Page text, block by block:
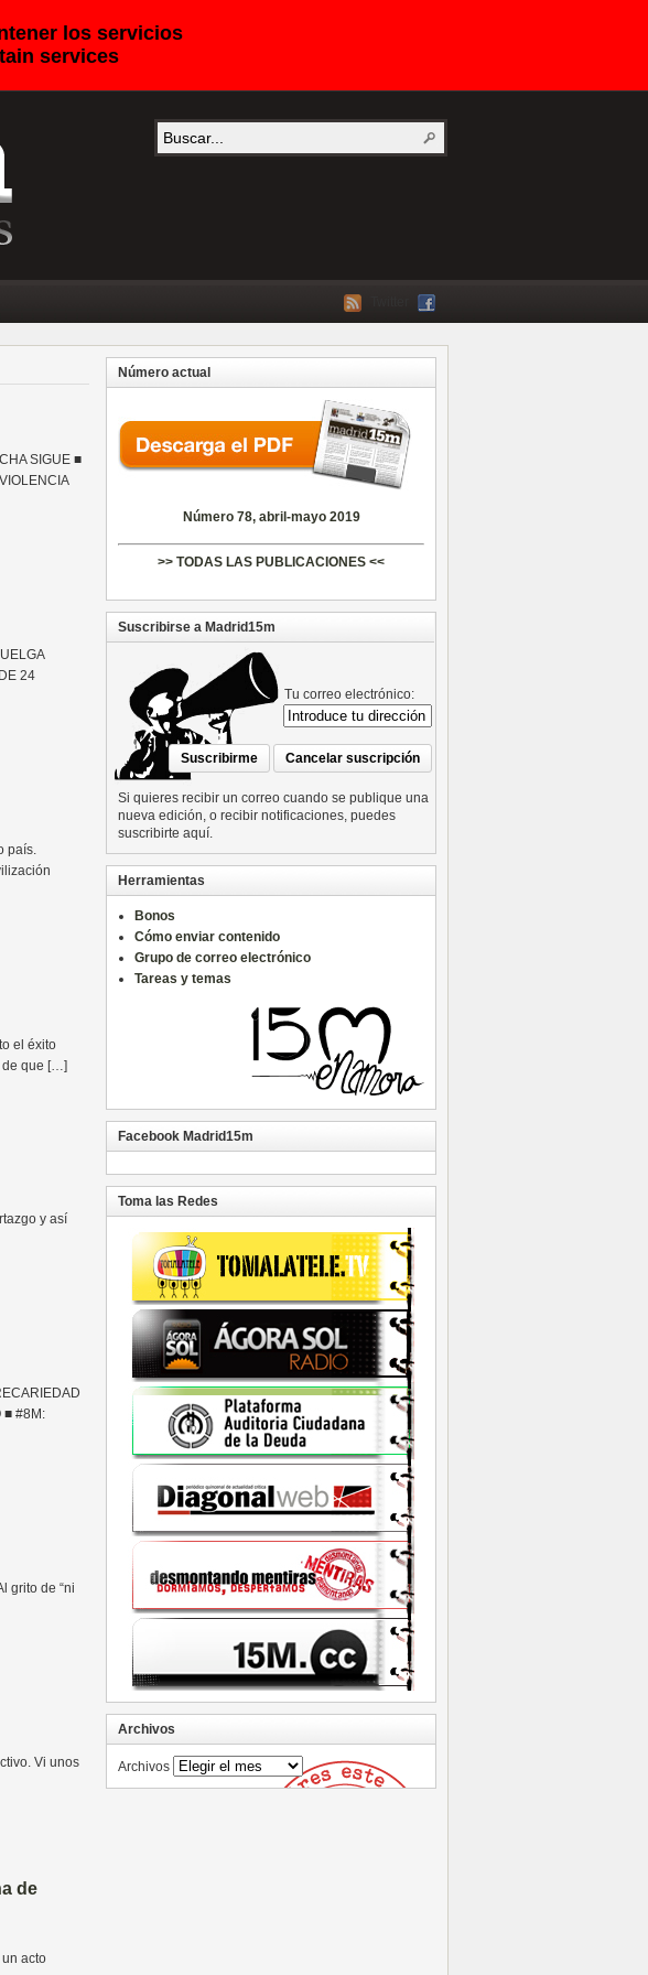
los servicios
services
SIGUE ■
24
país.
el éxito
de que […]
y así
■ #8M:
grito de “ni
Vi unos
de
acto
Número actual
Número 78, abril-mayo 2019
>> TODAS LAS PUBLICACIONES <<
Suscribirse a Madrid15m
Tu correo electrónico:
Si quieres recibir un correo cuando se publique una
nueva edición, o recibir notificaciones, puedes
suscribirte aquí.
Herramientas
Bonos
Cómo enviar contenido
Grupo de correo electrónico
Tareas y temas
Facebook Madrid15m
Toma las Redes
Archivos
Archivos